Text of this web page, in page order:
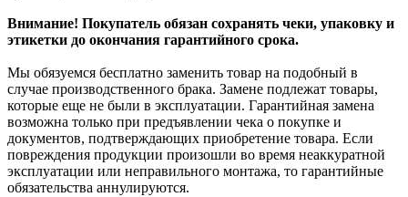
Внимание! Покупатель обязан сохранять чеки, упаковку и
этикетки до окончания гарантийного срока.
Мы обязуемся бесплатно заменить товар на подобный в
случае производственного брака. Замене подлежат товары,
которые еще не были в эксплуатации. Гарантийная замена
возможна только при предъявлении чека о покупке и
документов, подтверждающих приобретение товара. Если
повреждения продукции произошли во время неаккуратной
эксплуатации или неправильного монтажа, то гарантийные
обязательства аннулируются.